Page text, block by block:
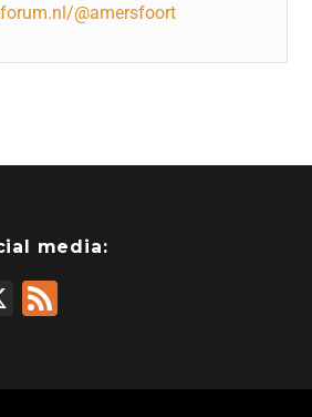
@amersfoort
media:
X